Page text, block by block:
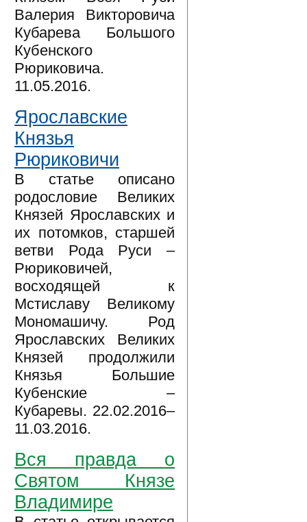
Валерия Викторовича
Кубарева Большого
Кубенского
Рюриковича.
11.05.2016.
Ярославские
Князья
Рюриковичи
В статье описано
родословие Великих
Князей Ярославских и
их потомков, старшей
ветви Рода Руси –
Рюриковичей,
восходящей к
Мстиславу Великому
Мономашичу. Род
Ярославских Великих
Князей продолжили
Князья Большие
Кубенские –
Кубаревы. 22.02.2016–
11.03.2016.
Вся правда о
Святом Князе
Владимире